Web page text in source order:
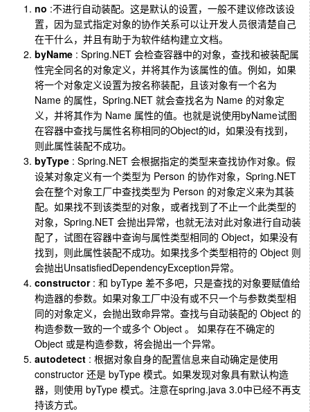
no :不进行自动装配。这是默认的设置，一般不建议修改该设
置，因为显式指定对象的协作关系可以让开发人员很清楚自己
在干什么，并且有助于为软件结构建立文档。
byName : Spring.NET 会检查容器中的对象，查找和被装配属
性完全同名的对象定义，并将其作为该属性的值。例如，如果
将一个对象定义设置为按名称装配，且该对象有一个名为
Name 的属性，Spring.NET 就会查找名为 Name 的对象定
义，并将其作为 Name 属性的值。也就是说使用byName试图
在容器中查找与属性名称相同的Object的id，如果没有找到，
则此属性装配不成功。
byType : Spring.NET 会根据指定的类型来查找协作对象。假
设某对象定义有一个类型为 Person 的协作对象，Spring.NET
会在整个对象工厂中查找类型为 Person 的对象定义来为其装
配。如果找不到该类型的对象，或者找到了不止一个此类型的
对象，Spring.NET 会抛出异常，也就无法对此对象进行自动装
配了，试图在容器中查询与属性类型相同的 Object，如果没有
找到，则此属性装配不成功。如果找多个类型相符的 Object 则
会抛出UnsatisfiedDependencyException异常。
constructor: 和 byType 差不多吧，只是查找的对象要赋值给
构造器的参数。如果对象工厂中没有或不只一个与参数类型相
同的对象定义，会抛出致命异常。查找与自动装配的 Object 的
构造参数一致的一个或多个 Object 。 如果存在不确定的
Object 或是构造参数，将会抛出一个异常。
autodetect : 根据对象自身的配置信息来自动确定是使用
constructor 还是 byType 模式。如果发现对象具有默认构造
器，则使用 byType 模式。注意在spring.java 3.0中已经不再支
持该方式。